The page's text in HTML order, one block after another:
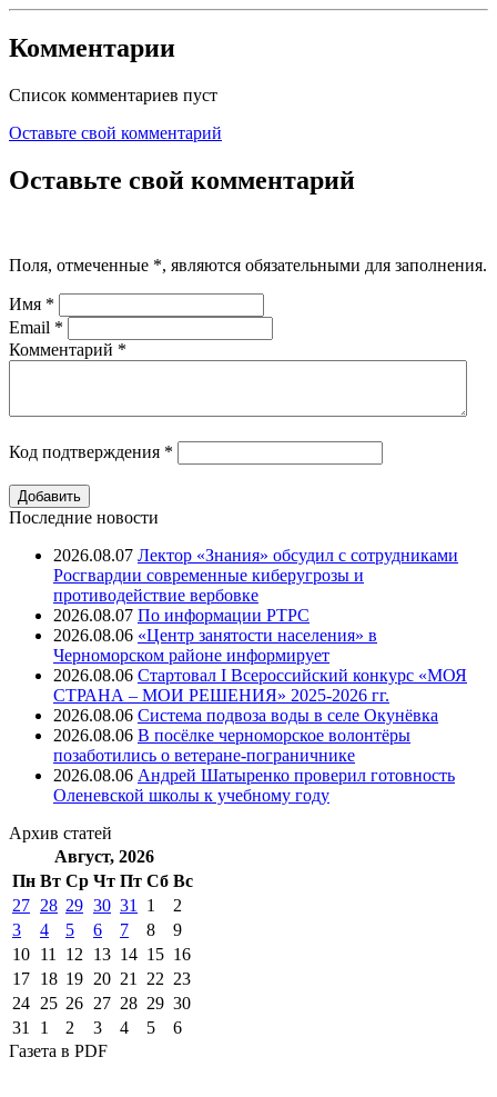
Комментарии
Список комментариев пуст
Оставьте свой комментарий
Оставьте свой комментарий
Поля, отмеченные *, являются обязательными для заполнения.
Имя *
Email *
Комментарий *
Код подтверждения *
Последние новости
2026.08.07 Лектор «Знания» обсудил с сотрудниками
Росгвардии современные киберугрозы и
противодействие вербовке
2026.08.07 ⁠По информации РТРС
2026.08.06 «Центр занятости населения» в
Черноморском районе информирует
2026.08.06 Стартовал I Всероссийский конкурс «МОЯ
СТРАНА – МОИ РЕШЕНИЯ» 2025-2026 гг.
2026.08.06 Система подвоза воды в селе Окунёвка
2026.08.06 В посёлке черноморское волонтёры
позаботились о ветеране-пограничнике
2026.08.06 Андрей Шатыренко проверил готовность
Оленевской школы к учебному году
Архив статей
Август, 2026
Пн Вт Ср Чт Пт Cб Вс
27 28 29 30 31 1
2
3
4 5 6 7 8
9
10 11 12 13 14 15 16
17 18 19 20 21 22 23
24 25 26 27 28 29 30
31
1 2 3 4 5
6
Газета в PDF